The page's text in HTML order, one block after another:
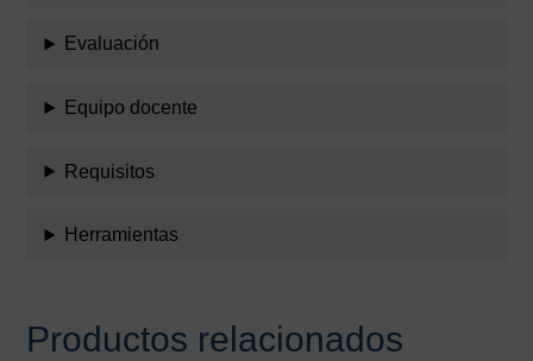
Evaluación
Equipo docente
Requisitos
Herramientas
Productos relacionados